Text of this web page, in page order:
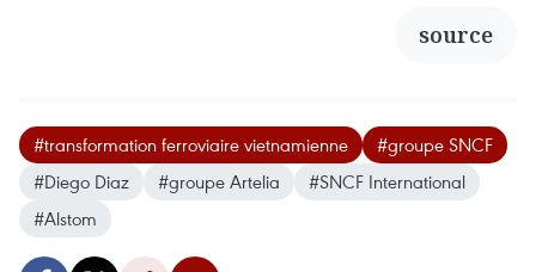
source
#transformation ferroviaire vietnamienne
#groupe SNCF
#Diego Diaz
#groupe Artelia
#SNCF International
#Alstom